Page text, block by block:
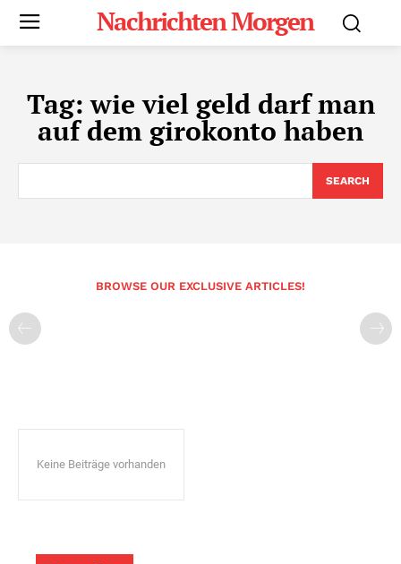
Nachrichten Morgen
Tag:wie viel geld darf man
auf dem girokonto haben
SEARCH
BROWSE OUR EXCLUSIVE ARTICLES!
Keine Beiträge vorhanden